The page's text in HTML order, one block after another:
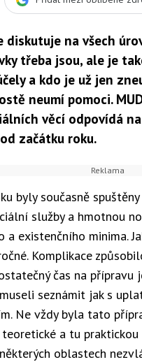
na všech
třeba jsou, ale je
a kdo je už jen
neumí pomoci.
věcí odpovídá
začátku roku.
byly současně
služby a hmotnou
a existenčního minima.
Komplikace
čas na přípravu
seznámit jak s
Ne vždy byla tato
a tu
oblastech